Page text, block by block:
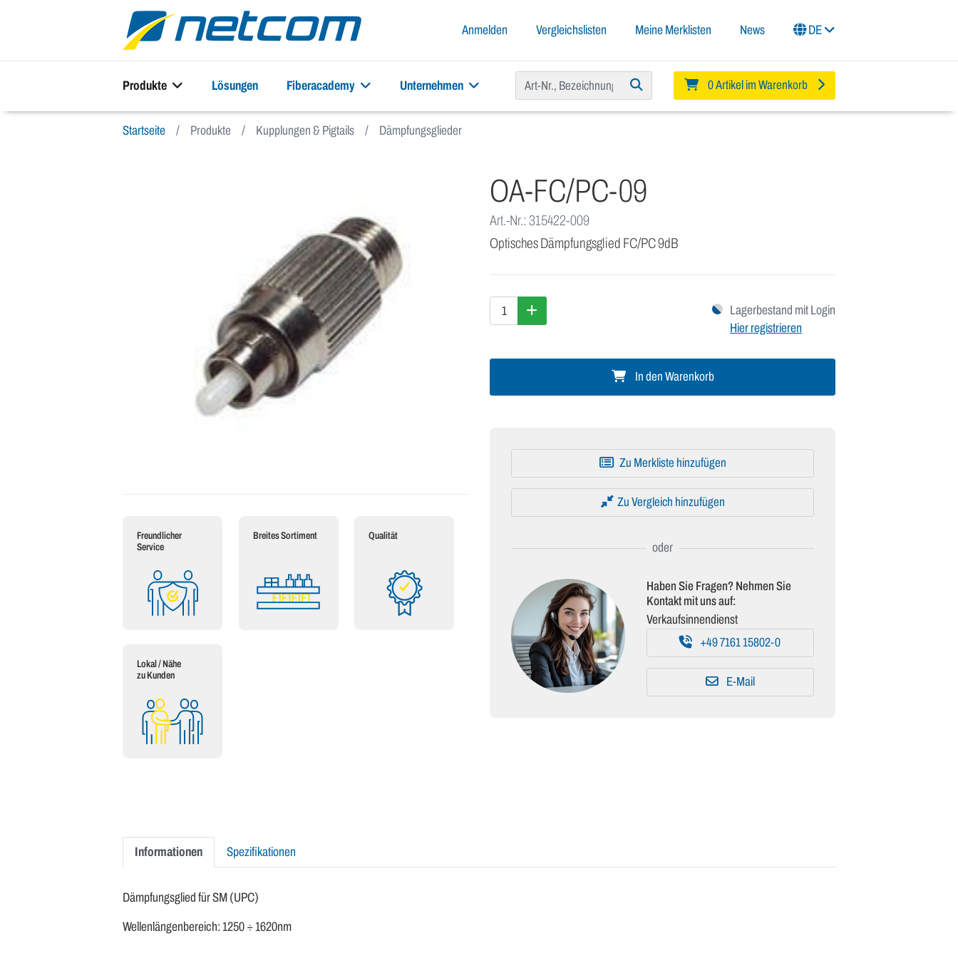
Anmelden Vergleichslisten Meine Merklisten News DE
Produkte Lösungen Fiberacademy Unternehmen 0 Artikel im Warenkorb
Startseite Produkte Kupplungen & Pigtails Dämpfungsglieder
Freundlicher
Service
Breites Sortiment Qualität
Lokal / Nähe
zu Kunden
OA-FC/PC-09
Art.-Nr.: 315422-009
Optisches Dämpfungsglied FC/PC 9dB
Lagerbestand mit Login
Hier registrieren
In den Warenkorb
Zu Merkliste hinzufügen
Zu Vergleich hinzufügen
Haben Sie Fragen? Nehmen Sie
Kontakt mit uns auf:
Verkaufsinnendienst
+49 7161 15802-0
E-Mail
Informationen Spezifikationen
Dämpfungsglied für SM (UPC)
Wellenlängenbereich: 1250 ÷ 1620nm